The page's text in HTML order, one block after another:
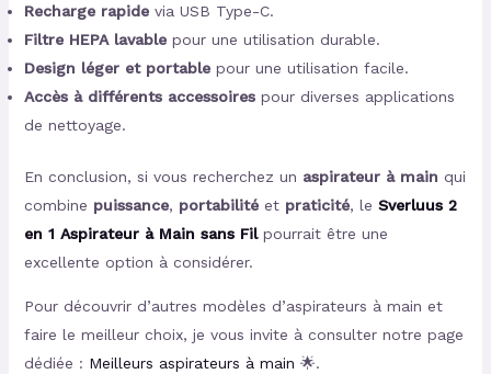
Recharge rapidevia USB Type-C.
Filtre HEPA lavablepour une utilisation durable.
Design léger et portablepour une utilisation facile.
Accès à différents accessoirespour diverses applications
de nettoyage.
En conclusion, si vous recherchez un aspirateur à main qui
combine puissance, portabilitéet praticité, le Sverluus 2
en 1 Aspirateur à Main sans Filpourrait être une
excellente option à considérer.
Pour découvrir d’autres modèles d’aspirateurs à main et
faire le meilleur choix, je vous invite à consulter notre page
dédiée : Meilleurs aspirateurs à main 🌟.